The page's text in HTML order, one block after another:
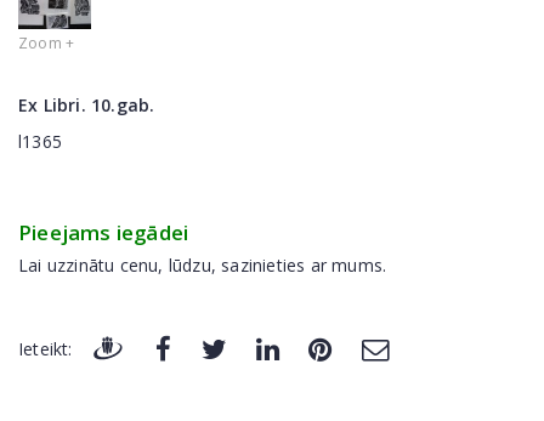
Zoom +
Ex Libri. 10.gab.
l1365
Pieejams iegādei
Lai uzzinātu cenu, lūdzu, sazinieties ar mums.
Ieteikt: